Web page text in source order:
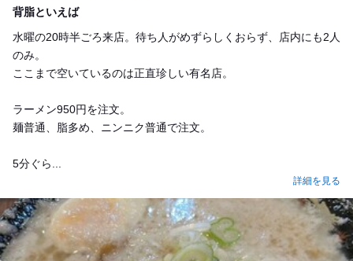
背脂といえば
水曜の20時半ごろ来店。待ち人がめずらしくおらず、店内にも2人
のみ。
ここまで空いているのは正直珍しい有名店。
ラーメン950円を注文。
麺普通、脂多め、ニンニク普通で注文。
5分ぐら...
詳細を見る